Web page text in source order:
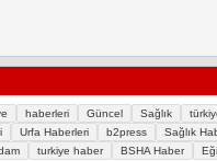
haberleri Güncel Sağlık
Urfa Haberleri b2press Sağlık
turkiye haber BSHA Haber